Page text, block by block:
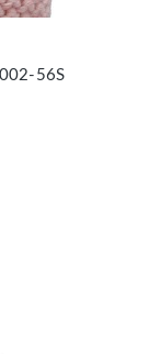
56S